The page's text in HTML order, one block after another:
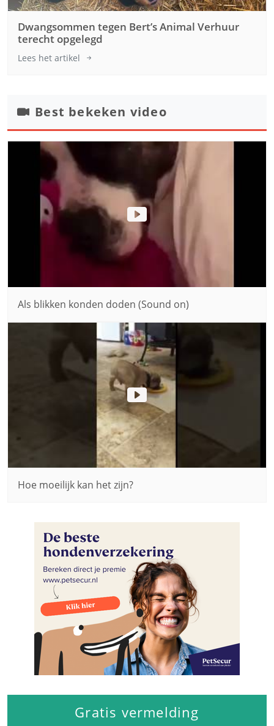
Dwangsommen tegen Bert’s Animal Verhuur
terecht opgelegd
Lees het artikel
Best bekeken video
Als blikken konden doden (Sound on)
Hoe moeilijk kan het zijn?
Gratis vermelding